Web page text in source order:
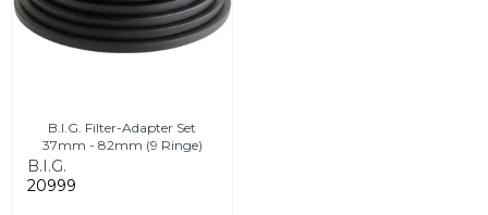
B.I.G. Filter-Adapter Set
37mm - 82mm (9 Ringe)
B.I.G.
20999